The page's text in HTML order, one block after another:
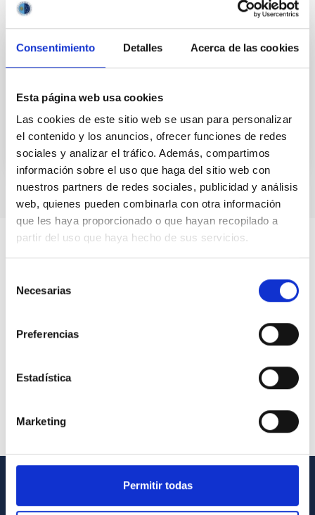
Consentimiento Detalles Acerca de las cookies
Esta página web usa cookies
Las cookies de este sitio web se usan para personalizar
el contenido y los anuncios, ofrecer funciones de redes
sociales y analizar el tráfico. Además, compartimos
información sobre el uso que haga del sitio web con
nuestros partners de redes sociales, publicidad y análisis
web, quienes pueden combinarla con otra información
que les haya proporcionado o que hayan recopilado a
partir del uso que haya hecho de sus servicios.
Necesarias
Preferencias
Estadística
Marketing
Permitir todas
erupting Black Holes